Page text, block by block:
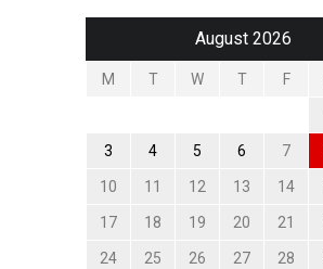
August 2026
M T W T F
3 4 5 6 7
10 11 12 13 14
17 18 19 20 21
24 25 26 27 28